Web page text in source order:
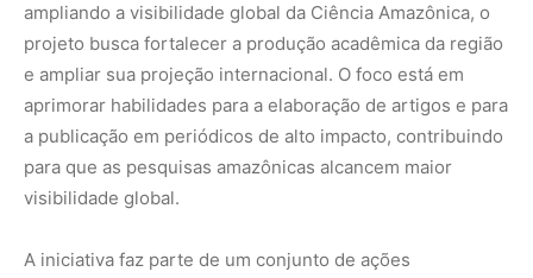
ampliando a visibilidade global da Ciência Amazônica, o
projeto busca fortalecer a produção acadêmica da região
e ampliar sua projeção internacional. O foco está em
aprimorar habilidades para a elaboração de artigos e para
a publicação em periódicos de alto impacto, contribuindo
para que as pesquisas amazônicas alcancem maior
visibilidade global.
A iniciativa faz parte de um conjunto de ações